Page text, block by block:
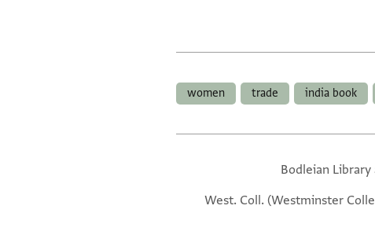
india book
trade
women
Bodleian
West. Coll. (Westminster